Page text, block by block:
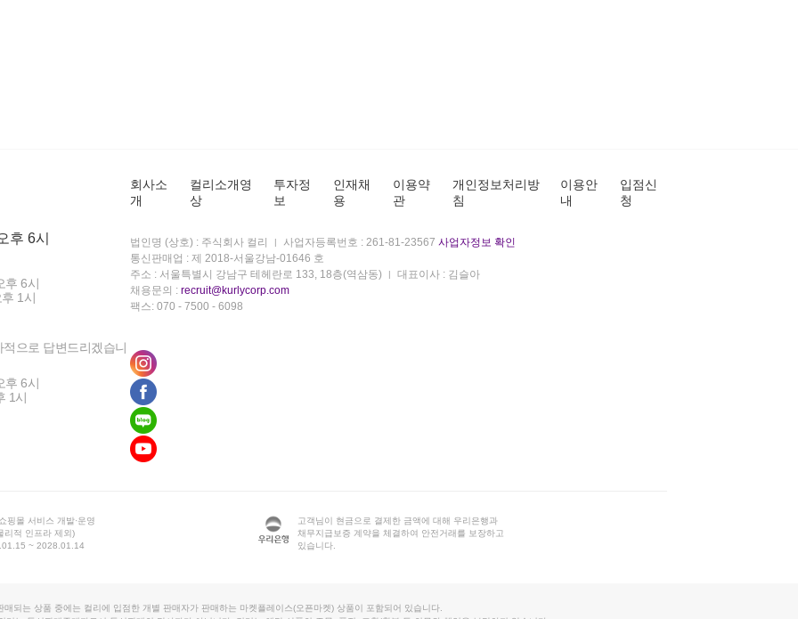
후 6시
후 6시
1시
으로 답변드리겠습니
후 6시
1시
회사소
개
컬리소개영
상
투자정
보
인재채
용
이용약
관
개인정보처리방
침
이용안
내
입점신
청
법인명 (상호) : 주식회사 컬리 사업자등록번호 : 261-81-23567 사업자정보 확인
통신판매업 : 제 2018-서울강남-01646 호
주소 : 서울특별시 강남구 테헤란로 133, 18층(역삼동)
대표이사 : 김슬아
채용문의 : recruit@kurlycorp.com
팩스: 070 - 7500 - 6098
핑몰 서비스 개발·운영
리적 인프라 제외)
~ 2028.01.14
고객님이 현금으로 결제한 금액에 대해 우리은행과
채무지급보증 계약을 체결하여 안전거래를 보장하고
있습니다.
매되는 상품 중에는 컬리에 입점한 개별 판매자가 판매하는 마켓플레이스(오픈마켓) 상품이 포함되어 있습니다.